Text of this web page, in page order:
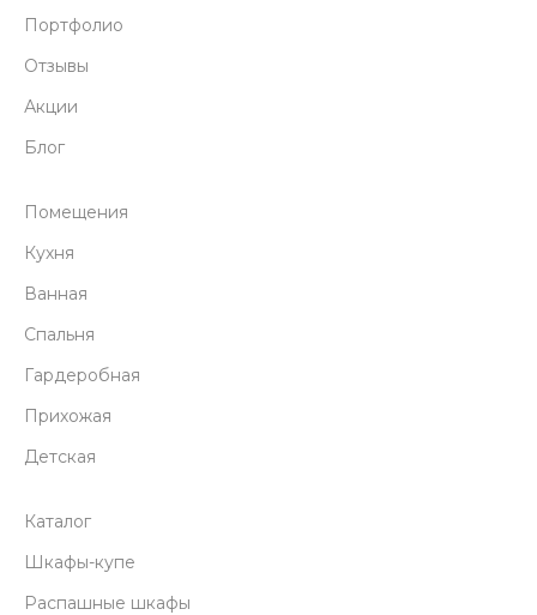
Портфолио
Отзывы
Акции
Блог
Помещения
Кухня
Ванная
Спальня
Гардеробная
Прихожая
Детская
Каталог
Шкафы-купе
Распашные шкафы